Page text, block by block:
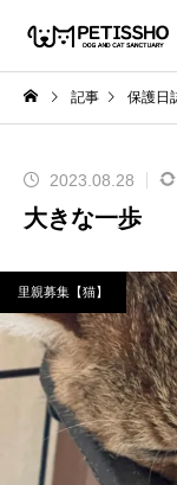
記事 保護日
2023.08.28
大きな一歩
里親募集【猫】